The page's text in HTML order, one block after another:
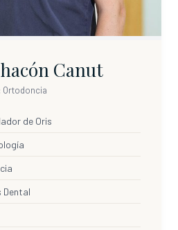
Canut
Ortodoncia
de Oris